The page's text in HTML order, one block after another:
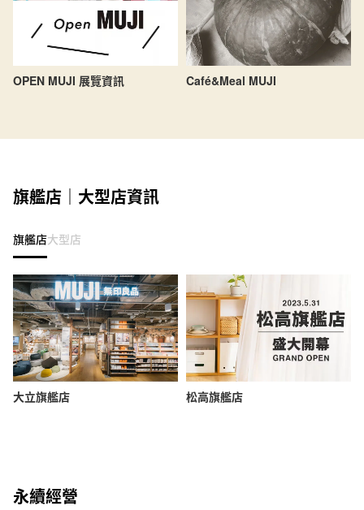
OPEN MUJI 展覽資訊 Café&Meal MUJI
旗艦店｜大型店資訊
旗艦店大型店
大立旗艦店 松高旗艦店
永續經營